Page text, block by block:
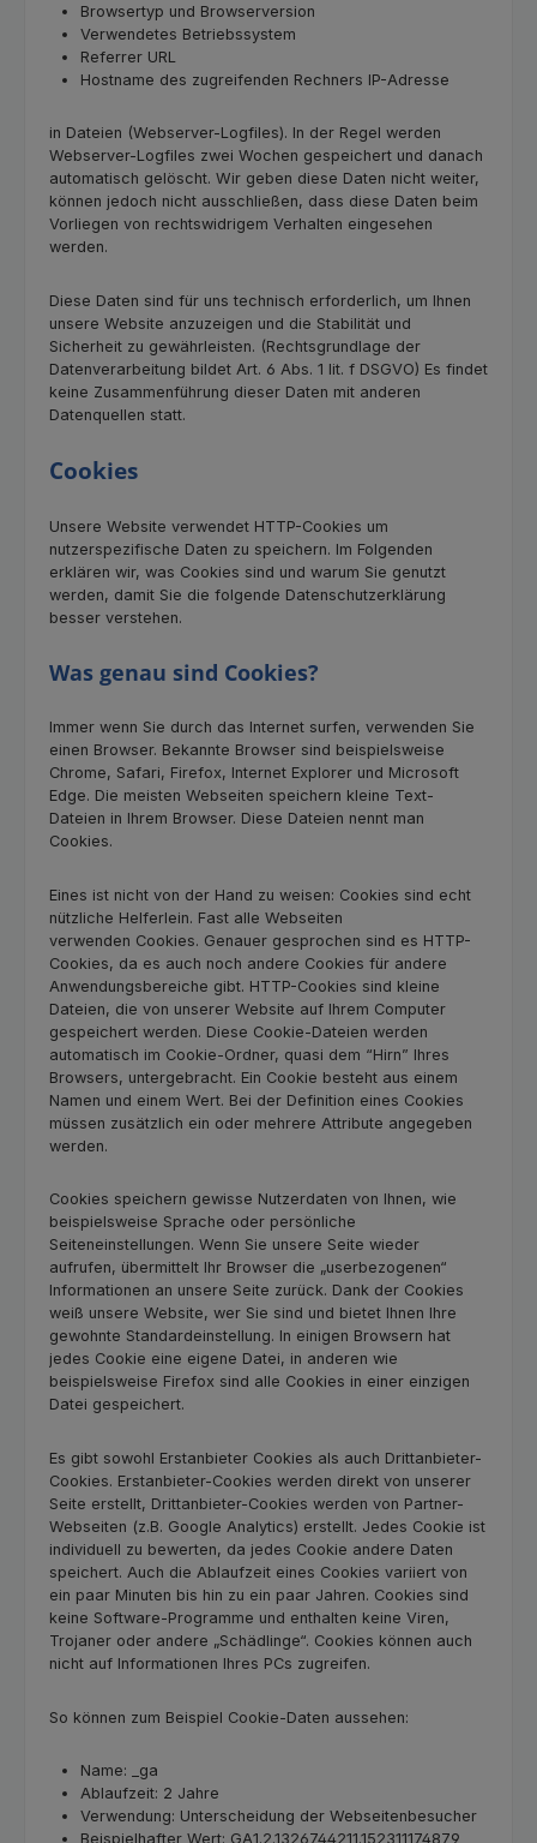
Browsertyp und Browserversion
Verwendetes Betriebssystem
Referrer URL
Hostname des zugreifenden Rechners IP-Adresse
in Dateien (Webserver-Logfiles). In der Regel werden
Webserver-Logfiles zwei Wochen gespeichert und danach
automatisch gelöscht. Wir geben diese Daten nicht weiter,
können jedoch nicht ausschließen, dass diese Daten beim
Vorliegen von rechtswidrigem Verhalten eingesehen
werden.
Diese Daten sind für uns technisch erforderlich, um Ihnen
unsere Website anzuzeigen und die Stabilität und
Sicherheit zu gewährleisten. (Rechtsgrundlage der
Datenverarbeitung bildet Art. 6 Abs. 1 lit. f DSGVO) Es findet
keine Zusammenführung dieser Daten mit anderen
Datenquellen statt.
Cookies
Unsere Website verwendet HTTP-Cookies um
nutzerspezifische Daten zu speichern. Im Folgenden
erklären wir, was Cookies sind und warum Sie genutzt
werden, damit Sie die folgende Datenschutzerklärung
besser verstehen.
Was genau sind Cookies?
Immer wenn Sie durch das Internet surfen, verwenden Sie
einen Browser. Bekannte Browser sind beispielsweise
Chrome, Safari, Firefox, Internet Explorer und Microsoft
Edge. Die meisten Webseiten speichern kleine Text-
Dateien in Ihrem Browser. Diese Dateien nennt man
Cookies.
Eines ist nicht von der Hand zu weisen: Cookies sind echt
nützliche Helferlein. Fast alle Webseiten
verwenden Cookies. Genauer gesprochen sind es HTTP-
Cookies, da es auch noch andere Cookies für andere
Anwendungsbereiche gibt. HTTP-Cookies sind kleine
Dateien, die von unserer Website auf Ihrem Computer
gespeichert werden. Diese Cookie-Dateien werden
automatisch im Cookie-Ordner, quasi dem “Hirn” Ihres
Browsers, untergebracht. Ein Cookie besteht aus einem
Namen und einem Wert. Bei der Definition eines Cookies
müssen zusätzlich ein oder mehrere Attribute angegeben
werden.
Cookies speichern gewisse Nutzerdaten von Ihnen, wie
beispielsweise Sprache oder persönliche
Seiteneinstellungen. Wenn Sie unsere Seite wieder
aufrufen, übermittelt Ihr Browser die „userbezogenen“
Informationen an unsere Seite zurück. Dank der Cookies
weiß unsere Website, wer Sie sind und bietet Ihnen Ihre
gewohnte Standardeinstellung. In einigen Browsern hat
jedes Cookie eine eigene Datei, in anderen wie
beispielsweise Firefox sind alle Cookies in einer einzigen
Datei gespeichert.
Es gibt sowohl Erstanbieter Cookies als auch Drittanbieter-
Cookies. Erstanbieter-Cookies werden direkt von unserer
Seite erstellt, Drittanbieter-Cookies werden von Partner-
Webseiten (z.B. Google Analytics) erstellt. Jedes Cookie ist
individuell zu bewerten, da jedes Cookie andere Daten
speichert. Auch die Ablaufzeit eines Cookies variiert von
ein paar Minuten bis hin zu ein paar Jahren. Cookies sind
keine Software-Programme und enthalten keine Viren,
Trojaner oder andere „Schädlinge“. Cookies können auch
nicht auf Informationen Ihres PCs zugreifen.
So können zum Beispiel Cookie-Daten aussehen:
Name: _ga
Ablaufzeit: 2 Jahre
Verwendung: Unterscheidung der Webseitenbesucher
Beispielhafter Wert: GA1.2.1326744211.152311174879